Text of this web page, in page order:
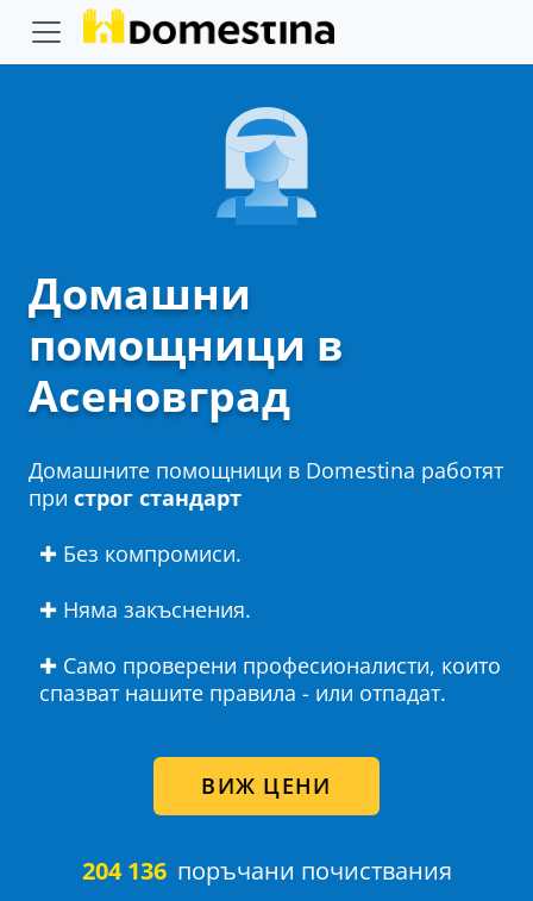
Домашни
помощници в
Асеновград
Домашните помощници в Domestina работят
при строг стандарт
✚ Без компромиси.
✚ Няма закъснения.
✚ Само проверени професионалисти, които
спазват нашите правила - или отпадат.
ВИЖ ЦЕНИ
204 136 поръчани почиствания